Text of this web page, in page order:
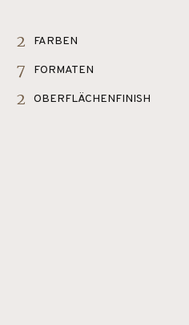
2 FARBEN
7 FORMATEN
2 OBERFLÄCHENFINISH